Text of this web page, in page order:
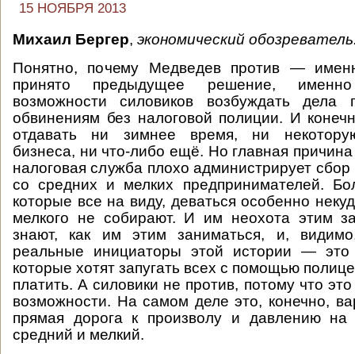
15 НОЯБРЯ 2013
Михаил Бергер, экономический
Понятно, почему Медведев против —
принято предыдущее решение,
возможности силовиков возбуждать дела
обвинениям без налоговой полиции. И
отдавать ни зимнее время, ни
бизнеса, ни что-либо ещё. Но главная
налоговая служба плохо администрирует
со средних и мелких предпринимателей.
которые все на виду, деваться особенно
мелкого не собирают. И им неохота этим
знают, как им этим заниматься, и,
реальные инициаторы этой истории — это
которые хотят запугать всех с помощью
платить. А силовики не против, потому что
возможности. На самом деле это, конечно,
прямая дорога к произволу и давлению на
средний и мелкий.